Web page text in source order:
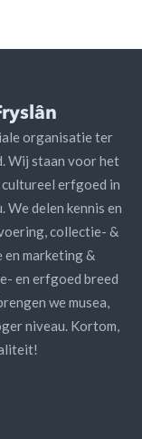
organisatie ter
Wij staan voor het
cultureel erfgoed in
We delen kennis en
collectie- &
en marketing &
en erfgoed breed
we musea,
niveau. Kortom,